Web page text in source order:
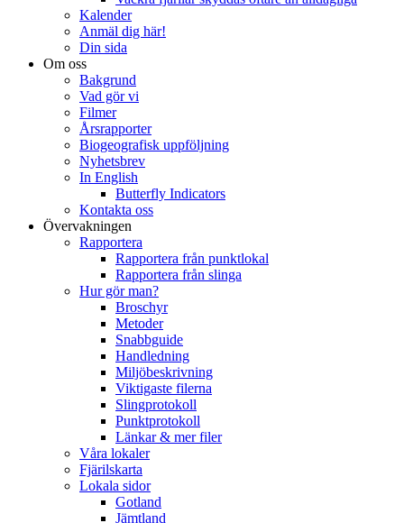
Kalender
Anmäl dig här!
Din sida
Om oss
Bakgrund
Vad gör vi
Filmer
Årsrapporter
Biogeografisk uppföljning
Nyhetsbrev
In English
Butterfly Indicators
Kontakta oss
Övervakningen
Rapportera
Rapportera från punktlokal
Rapportera från slinga
Hur gör man?
Broschyr
Metoder
Snabbguide
Handledning
Miljöbeskrivning
Viktigaste filerna
Slingprotokoll
Punktprotokoll
Länkar & mer filer
Våra lokaler
Fjärilskarta
Lokala sidor
Gotland
Jämtland